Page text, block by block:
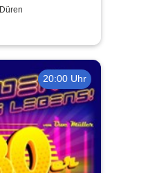
wir bald da?
20:00 Uhr